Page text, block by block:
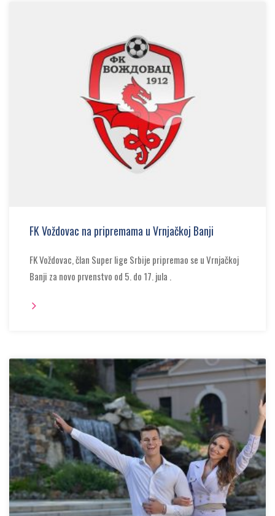
FK Voždovac na pripremama u Vrnjačkoj Banji
FK Voždovac, član Super lige Srbije pripremao se u Vrnjačkoj
Banji za novo prvenstvo od 5. do 17. jula .